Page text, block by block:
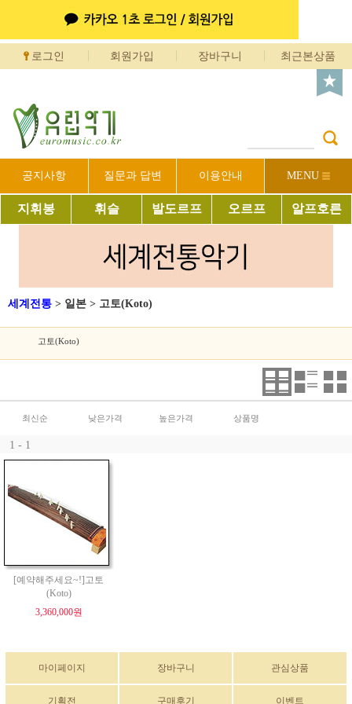
로그인 회원가입 장바구니 최근본상품
공지사항 질문과 답변 이용안내 MENU
지휘봉 휘슬 발도르프 오르프 알프호른
세계전통 > 일본 > 고토(Koto)
고토(Koto)
최신순 낮은가격 높은가격 상품명
1 - 1
[예약해주세요~!]고토
(Koto)
3,360,000원
마이페이지 장바구니 관심상품
기획전 구매후기 이벤트